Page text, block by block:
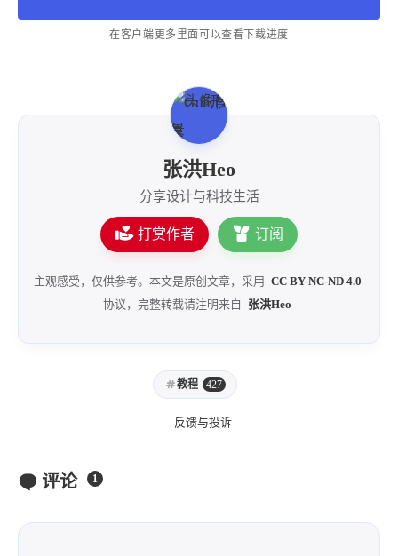
在客户端更多里面可以查看下载进度
张洪Heo
分享设计与科技生活
打赏作者 订阅
主观感受，仅供参考。本文是原创文章，采用 CC BY-NC-ND 4.0
协议，完整转载请注明来自
张洪Heo
教程 427
反馈与投诉
评论 1